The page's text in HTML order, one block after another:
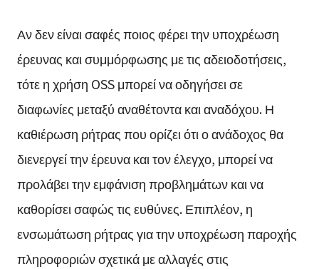
Αν δεν είναι σαφές ποιος φέρει την υποχρέωση
έρευνας και συμμόρφωσης με τις αδειοδοτήσεις,
τότε η χρήση OSS μπορεί να οδηγήσει σε
διαφωνίες μεταξύ αναθέτοντα και αναδόχου. Η
καθιέρωση ρήτρας που ορίζει ότι ο ανάδοχος θα
διενεργεί την έρευνα και τον έλεγχο, μπορεί να
προλάβει την εμφάνιση προβλημάτων και να
καθορίσει σαφώς τις ευθύνες. Επιπλέον, η
ενσωμάτωση ρήτρας για την υποχρέωση παροχής
πληροφοριών σχετικά με αλλαγές στις